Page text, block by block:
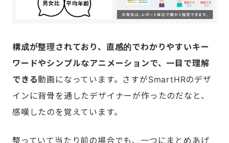
構成が整理されており、直感的でわかりやすいキー
ワードやシンプルなアニメーションで、一目で理解
できる動画になっています。さすがSmartHRのデザ
インに背骨を通したデザイナーが作ったのだなと、
感嘆したのを覚えています。
整っていて当たり前の場合でも、一つにまとめあげ